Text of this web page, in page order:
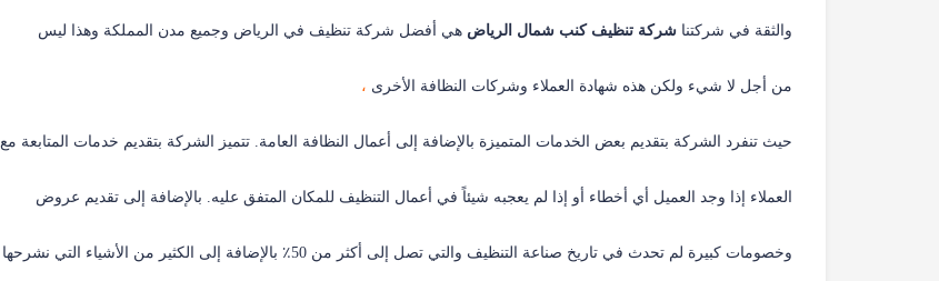
والثقة في شركتنا شركة تنظيف كنب شمال الرياض هي أفضل شركة تنظيف في الرياض وجميع مدن المملكة وهذا ليس
من أجل لا شيء ولكن هذه شهادة العملاء وشركات النظافة الأخرى ،
حيث تنفرد الشركة بتقديم بعض الخدمات المتميزة بالإضافة إلى أعمال النظافة العامة. تتميز الشركة بتقديم خدمات المتابعة مع
العملاء إذا وجد العميل أي أخطاء أو إذا لم يعجبه شيئاً في أعمال التنظيف للمكان المتفق عليه. بالإضافة إلى تقديم عروض
وخصومات كبيرة لم تحدث في تاريخ صناعة التنظيف والتي تصل إلى أكثر من 50٪ بالإضافة إلى الكثير من الأشياء التي نشرحها